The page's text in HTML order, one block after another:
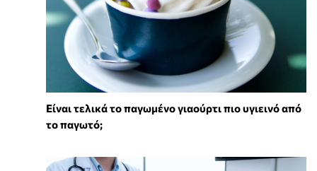
Είναι τελικά το παγωμένο γιαούρτι πιο υγιεινό από
το παγωτό;